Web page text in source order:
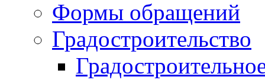
Формы обращений
Градостроительство